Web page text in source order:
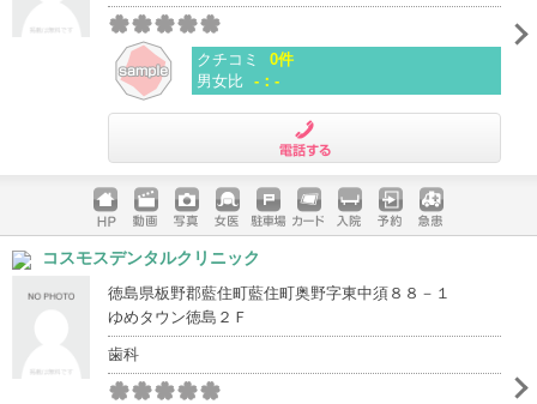
クチコミ
0件
男女比 -：-
ホームペ
ージ
動画 写真 女医 駐車場
クレジッ
入院 予約 急患
コスモスデンタルクリニック
徳島県板野郡藍住町藍住町奥野字東中須８８－１
ゆめタウン徳島２Ｆ
歯科